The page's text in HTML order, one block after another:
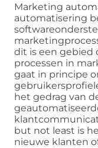
Marketing
automatisering
dit is een gebied
processen in
gaat in principe
het gedrag van
but not least is
nieuwe klanten